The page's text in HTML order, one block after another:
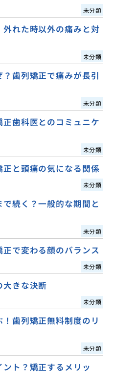
未分類
れた時以外の痛みと対
未分類
？歯列矯正で痛みが長引
未分類
歯科医とのコミュニケ
未分類
と頭痛の気になる関係
未分類
続く？一般的な期間と
未分類
で変わる顔のバランス
未分類
大きな決断
未分類
歯列矯正無料制度のリ
未分類
ト？矯正するメリッ